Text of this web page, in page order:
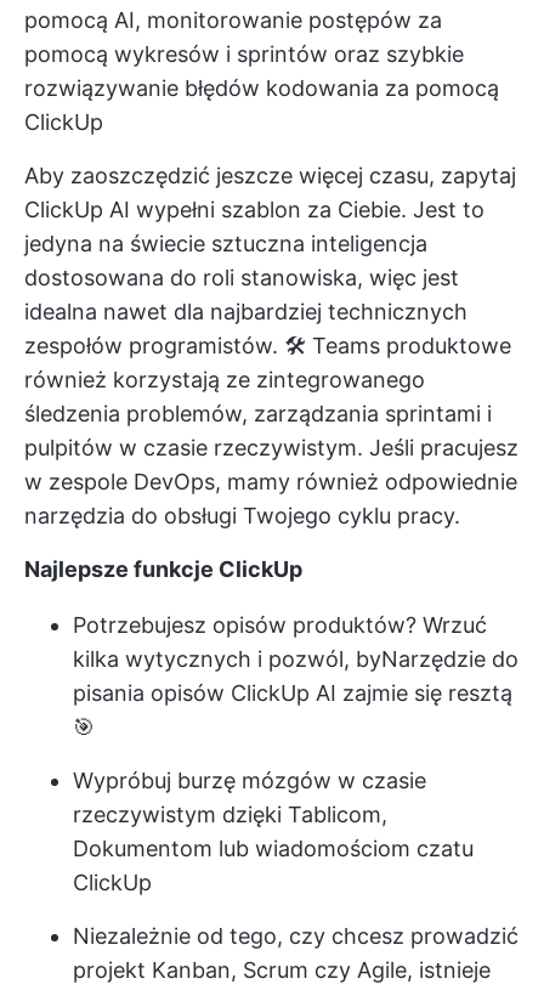
pomocą AI, monitorowanie postępów za
pomocą wykresów i sprintów oraz szybkie
rozwiązywanie błędów kodowania za pomocą
ClickUp
Aby zaoszczędzić jeszcze więcej czasu, zapytaj
ClickUp AI wypełni szablon za Ciebie. Jest to
jedyna na świecie sztuczna inteligencja
dostosowana do roli stanowiska, więc jest
idealna nawet dla najbardziej technicznych
zespołów programistów. 🛠️ Teams produktowe
również korzystają ze zintegrowanego
śledzenia problemów, zarządzania sprintami i
pulpitów w czasie rzeczywistym. Jeśli pracujesz
w zespole DevOps, mamy również odpowiednie
narzędzia do obsługi Twojego cyklu pracy.
Najlepsze funkcje ClickUp
Potrzebujesz opisów produktów? Wrzuć
kilka wytycznych i pozwól, byNarzędzie do
pisania opisów ClickUp AI zajmie się resztą
🎯
Wypróbuj burzę mózgów w czasie
rzeczywistym dzięki Tablicom,
Dokumentom lub wiadomościom czatu
ClickUp
Niezależnie od tego, czy chcesz prowadzić
projekt Kanban, Scrum czy Agile, istnieje